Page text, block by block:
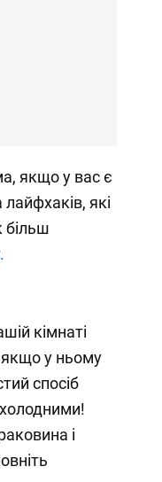
якщо у вас є
які
більш
кімнаті
у ньому
спосіб
і